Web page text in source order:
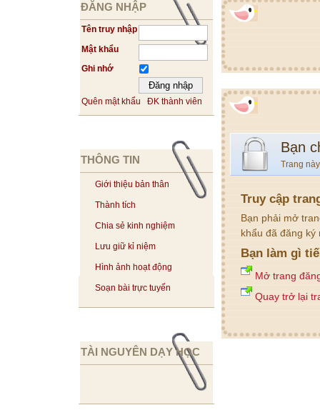
ĐĂNG NHẬP
Tên truy nhập
Mật khẩu
Ghi nhớ
Quên mật khẩu ĐK thành viên
THÔNG TIN
Giới thiệu bản thân
Thành tích
Chia sẻ kinh nghiệm
Lưu giữ kỉ niệm
Hình ảnh hoạt động
Soạn bài trực tuyến
TÀI NGUYÊN DẠY HỌC
Bạn
Trang
Truy cập
Bạn phải mở
khẩu đã đăng
Bạn làm gì
Mở trang
Quay trở lại